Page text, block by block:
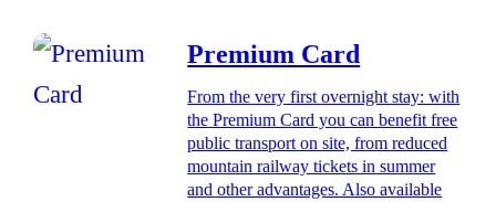
Premium Card
From the very first overnight stay: with
the Premium Card you can benefit free
public transport on site, from reduced
mountain railway tickets in summer
and other advantages. Also available